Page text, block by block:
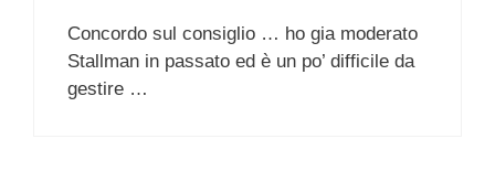
Concordo sul consiglio … ho gia moderato
Stallman in passato ed è un po’ difficile da
gestire …